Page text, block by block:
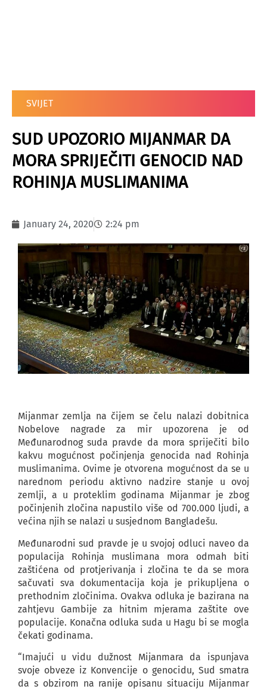
SVIJET
SUD UPOZORIO MIJANMAR DA
MORA SPRIJEČITI GENOCID NAD
ROHINJA MUSLIMANIMA
January 24, 2020 2:24 pm
Mijanmar zemlja na čijem se čelu nalazi dobitnica
Nobelove nagrade za mir upozorena je od
Međunarodnog suda pravde da mora spriječiti bilo
kakvu mogućnost počinjenja genocida nad Rohinja
muslimanima. Ovime je otvorena mogućnost da se u
narednom periodu aktivno nadzire stanje u ovoj
zemlji, a u proteklim godinama Mijanmar je zbog
počinjenih zločina napustilo više od 700.000 ljudi, a
većina njih se nalazi u susjednom Bangladešu.
Međunarodni sud pravde je u svojoj odluci naveo da
populacija Rohinja muslimana mora odmah biti
zaštićena od protjerivanja i zločina te da se mora
sačuvati sva dokumentacija koja je prikupljena o
prethodnim zločinima. Ovakva odluka je bazirana na
zahtjevu Gambije za hitnim mjerama zaštite ove
populacije. Konačna odluka suda u Hagu bi se mogla
čekati godinama.
“Imajući u vidu dužnost Mijanmara da ispunjava
svoje obveze iz Konvencije o genocidu, Sud smatra
da s obzirom na ranije opisanu situaciju Mijanmar